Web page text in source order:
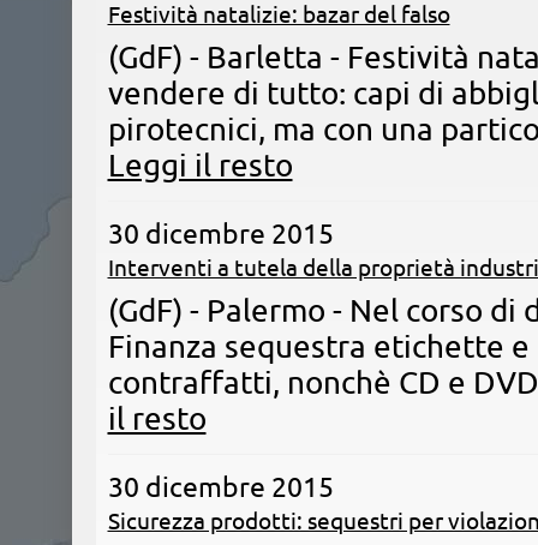
Festività natalizie: bazar del falso
(GdF) - Barletta - Festività
vendere di tutto: capi di
pirotecnici, ma con una
Leggi il resto
30 dicembre 2015
Interventi a tutela della proprietà
(GdF) - Palermo - Nel corso
Finanza sequestra etichette
contraffatti, nonchè CD e
il resto
30 dicembre 2015
Sicurezza prodotti: sequestri per